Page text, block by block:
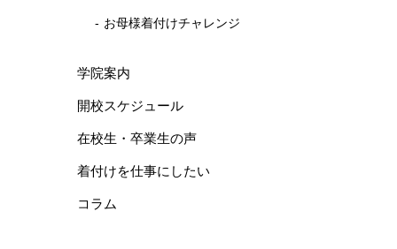
お母様着付けチャレンジ
学院案内
開校スケジュール
在校生・卒業生の声
着付けを仕事にしたい
コラム